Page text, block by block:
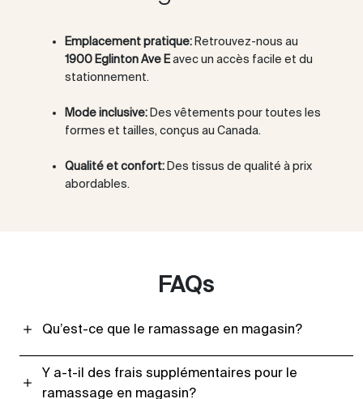
Emplacement pratique: Retrouvez-nous au
1900 Eglinton Ave Eavec un accès facile et du
stationnement.
Mode inclusive: Des vêtements pour toutes les
formes et tailles, conçus au Canada.
Qualité et confort: Des tissus de qualité à prix
abordables.
FAQs
Qu’est-ce que le ramassage en magasin?
Y a-t-il des frais supplémentaires pour le
ramassage en magasin?